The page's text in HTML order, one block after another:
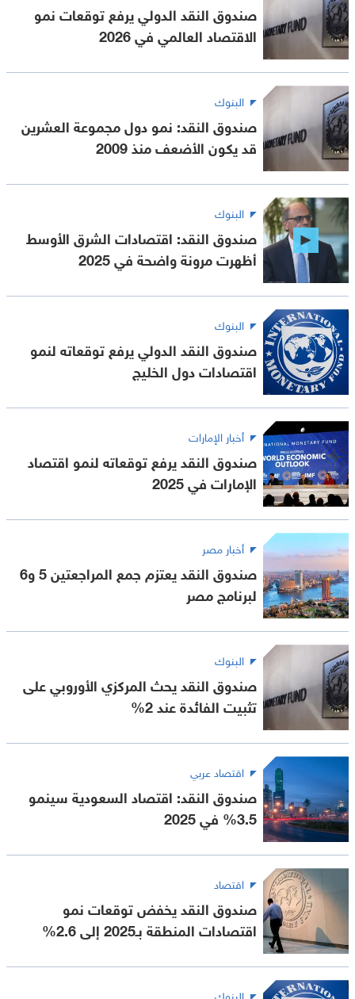
صندوق النقد الدولي يرفع توقعات نمو
الاقتصاد العالمي في 2026
البنوك
صندوق النقد: نمو دول مجموعة العشرين
قد يكون الأضعف منذ 2009
البنوك
صندوق النقد: اقتصادات الشرق الأوسط
أظهرت مرونة واضحة في 2025
البنوك
صندوق النقد الدولي يرفع توقعاته لنمو
اقتصادات دول الخليج
أخبار الإمارات
صندوق النقد يرفع توقعاته لنمو اقتصاد
الإمارات في 2025
أخبار مصر
صندوق النقد يعتزم جمع المراجعتين 5 و6
لبرنامج مصر
البنوك
صندوق النقد يحث المركزي الأوروبي على
تثبيت الفائدة عند 2%
اقتصاد عربي
صندوق النقد: اقتصاد السعودية سينمو
3.5% في 2025
اقتصاد
صندوق النقد يخفض توقعات نمو
اقتصادات المنطقة بـ2025 إلى 2.6%
البنوك